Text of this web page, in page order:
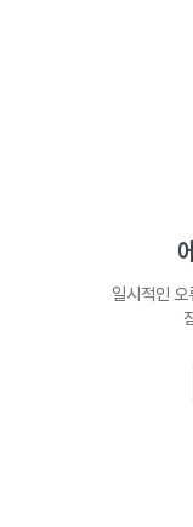
일시적인 오